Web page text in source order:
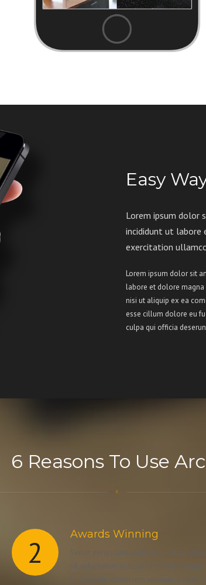
Easy
Lorem ipsum dolor
incididunt ut labore
exercitation
Lorem ipsum dolor sit
labore et dolore
nisi ut aliquip ex ea
esse cillum dolore eu
culpa qui officia
6 Reasons To Use
2 Awards Winning
Sed ut perspiciatis unde omnis iste natus
sit voluptatem accusantium doloremque
laudantium, totam rem aperiam, eaque